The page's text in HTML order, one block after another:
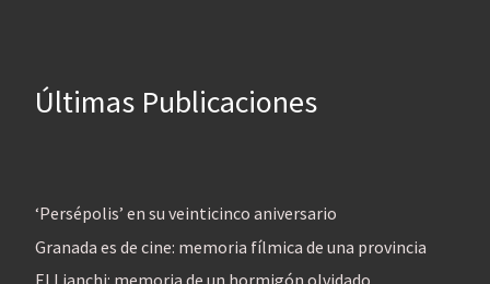
Últimas Publicaciones
‘Persépolis’ en su veinticinco aniversario
Granada es de cine: memoria fílmica de una provincia